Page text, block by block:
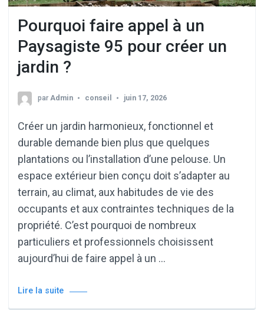
Pourquoi faire appel à un
Paysagiste 95 pour créer un
jardin ?
par Admin conseil juin 17, 2026
Créer un jardin harmonieux, fonctionnel et
durable demande bien plus que quelques
plantations ou l’installation d’une pelouse. Un
espace extérieur bien conçu doit s’adapter au
terrain, au climat, aux habitudes de vie des
occupants et aux contraintes techniques de la
propriété. C’est pourquoi de nombreux
particuliers et professionnels choisissent
aujourd’hui de faire appel à un …
Lire la suite